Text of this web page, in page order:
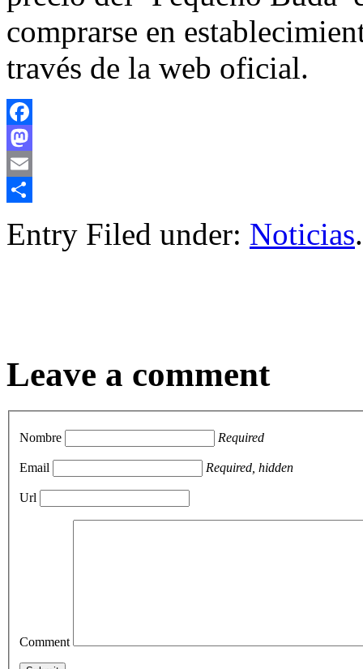
comprarse en
través de la web oficial.
Facebook
Mastodon
Email
Entry Filed under: Noticias
Leave a comment
Nombre Required
Email Required, hidden
Url
Comment